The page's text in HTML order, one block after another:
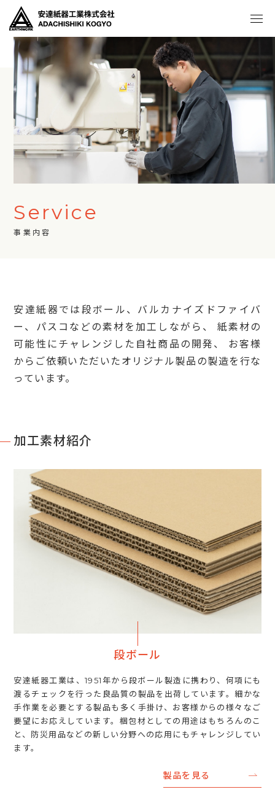
Service
事業内容
安達紙器では段ボール、バルカナイズドファイバ
ー、パスコなどの素材を加工しながら、
紙素材の
可能性にチャレンジした自社商品の開発、
お客様
からご依頼いただいたオリジナル製品の製造を行な
っています。
加工素材紹介
段ボール
安達紙器工業は、1951年から段ボール製造に携わり、何項にも
渡るチェックを行った良品質の製品を出荷しています。細かな
手作業を必要とする製品も多く手掛け、お客様からの様々なご
要望にお応えしています。梱包材としての用途はもちろんのこ
と、防災用品などの新しい分野への応用にもチャレンジしてい
ます。
製品を見る